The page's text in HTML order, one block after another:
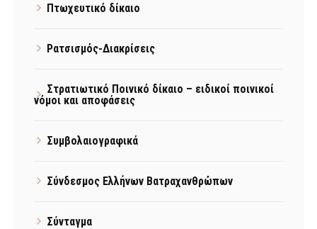
Πτωχευτικό δίκαιο
Ρατσισμός-Διακρίσεις
Στρατιωτικό Ποινικό δίκαιο – ειδικοί ποινικοί
νόμοι και αποφάσεις
Συμβολαιογραφικά
Σύνδεσμος Ελλήνων Βατραχανθρώπων
Σύνταγμα